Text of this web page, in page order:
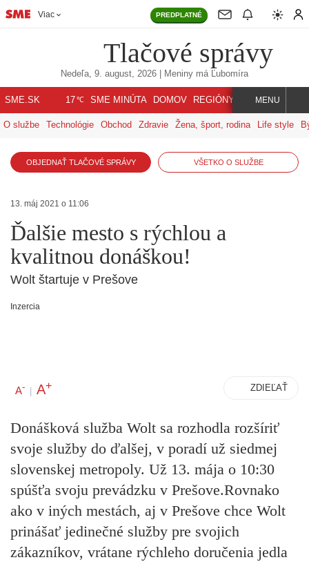
Viac PREDPLATNÉ
Tlačové správy
Nedeľa, 9. august, 2026 | Meniny má Ľubomíra
SME.SK 17℃ SME MINÚTA DOMOV REGIÓNY INDEX SVET
MENU
O službe Technológie Obchod Zdravie Žena, šport, rodina Life style
OBJEDNAŤ TLAČOVÉ SPRÁVY VŠETKO O SLUŽBE
13. máj 2021 o 11:06
Ďalšie mesto s rýchlou a
kvalitnou donáškou!
Wolt štartuje v Prešove
Inzercia
A- | A+ ZDIEĽAŤ
Donášková služba Wolt sa rozhodla rozšíriť
svoje služby do ďalšej, v poradí už siedmej
slovenskej metropoly. Už 13. mája o 10:30
spúšťa svoju prevádzku v Prešove.Rovnako
ako v iných mestách, aj v Prešove chce Wolt
prinášať jedinečné služby pre svojich
zákazníkov, vrátane rýchleho doručenia jedla